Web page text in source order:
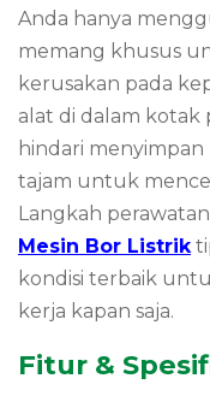
Anda hanya
memang khusus
kerusakan pada
alat di dalam kotak
hindari
tajam untuk
Langkah
Mesin Bor Listrik
kondisi terbaik
kerja kapan saja.
Fitur &